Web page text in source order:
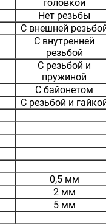
головкой
Нет резьбы
С внешней
С внутренней
резьбой
С резьбой и
пружиной
С байонетом
С резьбой и
0,5 мм
2 мм
5 мм